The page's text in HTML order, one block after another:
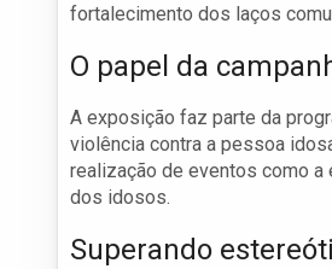
fortalecimento dos laços
O papel da
A exposição faz parte da
violência contra a pessoa
realização de eventos como
dos idosos.
Superando